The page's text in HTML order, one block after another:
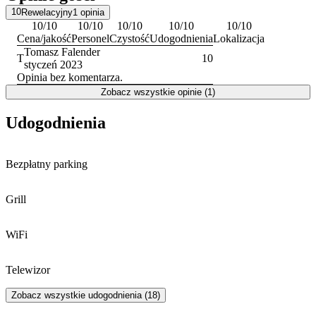
zarówno krótszym pobytom, jak i dłuższym wyjazdom
turystycznym w regionie. Dodatkowym ułatwieniem jest obsługa
posługująca się językiem polskim i angielskim.
10Rewelacyjny1 opinia
10/10
Cena/jakość
10/10
Personel
10/10
Czystość
10/10
Udogodnienia
10/10
Lokalizacja
T
Tomasz Falender
styczeń 2023
10
Opinia bez komentarza.
Zobacz wszystkie opinie (1)
Udogodnienia
Bezpłatny parking
Grill
WiFi
Telewizor
Zobacz wszystkie udogodnienia (18)